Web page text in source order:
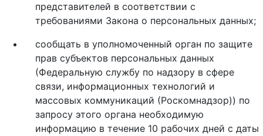
представителей в соответствии с
требованиями Закона о персональных данных;
сообщать в уполномоченный орган по защите
прав субъектов персональных данных
(Федеральную службу по надзору в сфере
связи, информационных технологий и
массовых коммуникаций (Роскомнадзор)) по
запросу этого органа необходимую
информацию в течение 10 рабочих дней с даты